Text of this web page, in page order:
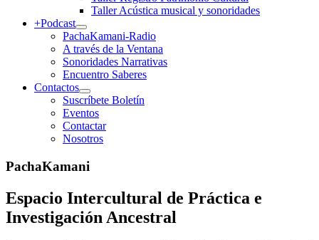
Taller Acústica musical y sonoridades
+Podcast
PachaKamani-Radio
A través de la Ventana
Sonoridades Narrativas
Encuentro Saberes
Contactos
Suscríbete Boletín
Eventos
Contactar
Nosotros
PachaKamani
Espacio Intercultural de Práctica e
Investigación Ancestral